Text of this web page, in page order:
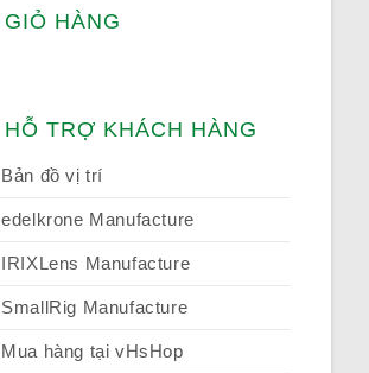
GIỎ HÀNG
HỖ TRỢ KHÁCH HÀNG
Bản đồ vị trí
edelkrone Manufacture
IRIXLens Manufacture
SmallRig Manufacture
Mua hàng tại vHsHop